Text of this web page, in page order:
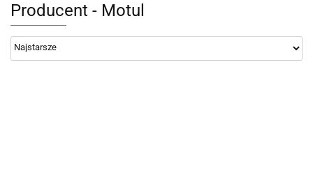
Producent - Motul